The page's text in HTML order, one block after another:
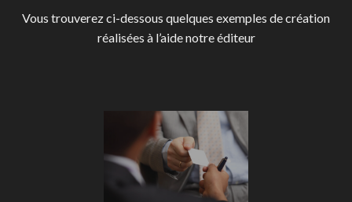
Vous trouverez ci-dessous quelques exemples de création
réalisées à l’aide notre éditeur